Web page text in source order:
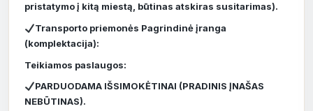
pristatymo į kitą miestą, būtinas atskiras susitarimas).
Transporto priemonės Pagrindinė įranga
(komplektacija):
Teikiamos paslaugos:
PARDUODAMA IŠSIMOKĖTINAI (PRADINIS ĮNAŠAS
NEBŪTINAS).